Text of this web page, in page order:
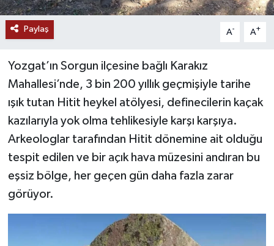
Paylaş A- A+
Yozgat’ın Sorgun ilçesine bağlı Karakız
Mahallesi’nde, 3 bin 200 yıllık geçmişiyle tarihe
ışık tutan Hitit heykel atölyesi, definecilerin kaçak
kazılarıyla yok olma tehlikesiyle karşı karşıya.
Arkeologlar tarafından Hitit dönemine ait olduğu
tespit edilen ve bir açık hava müzesini andıran bu
eşsiz bölge, her geçen gün daha fazla zarar
görüyor.
SOSYAL YARDIMLAR
SPONSORLU YAZI
SPOR
TEKNOLOJİ
YAŞAM